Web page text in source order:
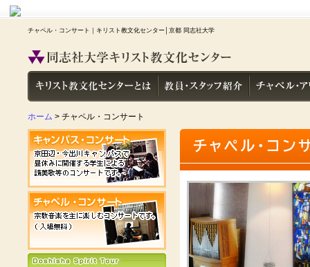
チャペル・コンサート｜キリスト教文化センター│京都 同志社大学
ホーム > チャペル・コンサート